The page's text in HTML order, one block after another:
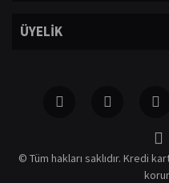
ÜYELİK
© Tüm hakları saklıdır. Kredi